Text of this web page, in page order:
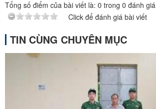
Tổng số điểm của bài viết là: 0 trong 0 đánh giá
Click để đánh giá bài viết
TIN CÙNG CHUYÊN MỤC